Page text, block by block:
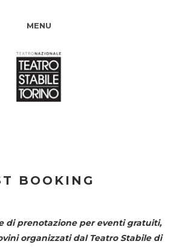
MENU
BOOKING
di prenotazione per eventi gratuiti,
organizzati dal Teatro Stabile di